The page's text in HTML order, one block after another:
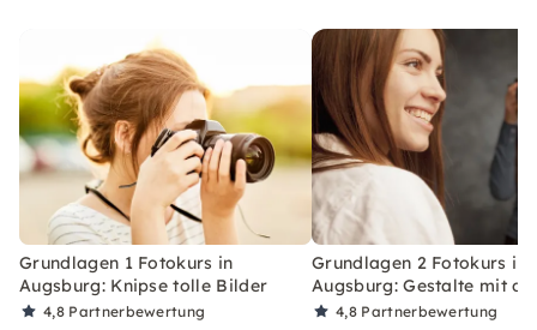
Grundlagen 1 Fotokurs in
Augsburg: Knipse tolle Bilder
4,8 Partnerbewertung
Grundlagen 2 Fotokurs in
Augsburg: Gestalte mit
4,8 Partnerbewertung